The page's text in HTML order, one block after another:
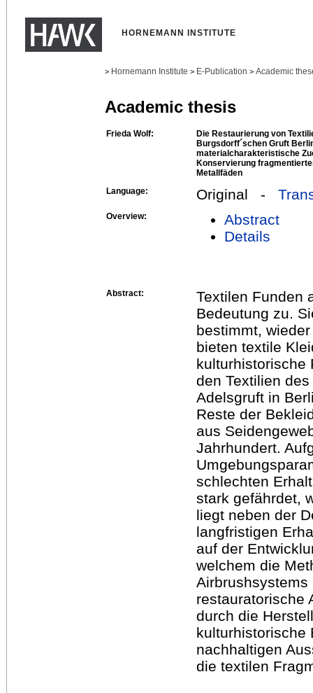
HORNEMANN INSTITUTE
> Hornemann Institute > E-Publication > Academic
Academic thesis
Frieda Wolf:
Die Restaurierung von
Burgsdorff´schen Gruft
materialcharakteristische
Konservierung
Metallfäden
Language:
Original -
Overview:
Abstract
Details
Abstract:
Textilen Funden
Bedeutung zu.
bestimmt,
bieten textile
kulturhistorische
den Textilien
Adelsgruft in
Reste der
aus
Jahrhundert.
schlechten
stark gefährdet,
liegt neben der
langfristigen
auf der
welchem die
Airbrushsystems
restauratorische
durch die
kulturhistorische
nachhaltigen
die textilen